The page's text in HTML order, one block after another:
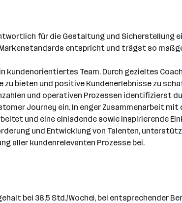
für die Gestaltung und Sicherstellung
entspricht und trägst so
Team. Durch gezieltes
bieten und positive Kundenerlebnisse zu
und operativen Prozessen identifizierst
Journey ein. In enger Zusammenarbeit
und eine einladende sowie inspirierende
und Entwicklung von Talenten,
aller kundenrelevanten Prozesse bei.
bei 38,5 Std./Woche), bei entsprechender